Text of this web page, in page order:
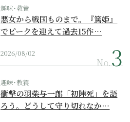
趣味･教養
悪女から戦国ものまで。『篤姫』
でピークを迎えて過去15作…
2026/08/02
No.
趣味･教養
衝撃の羽柴与一郎「初陣死」を語
ろう。どうして守り切れなか…